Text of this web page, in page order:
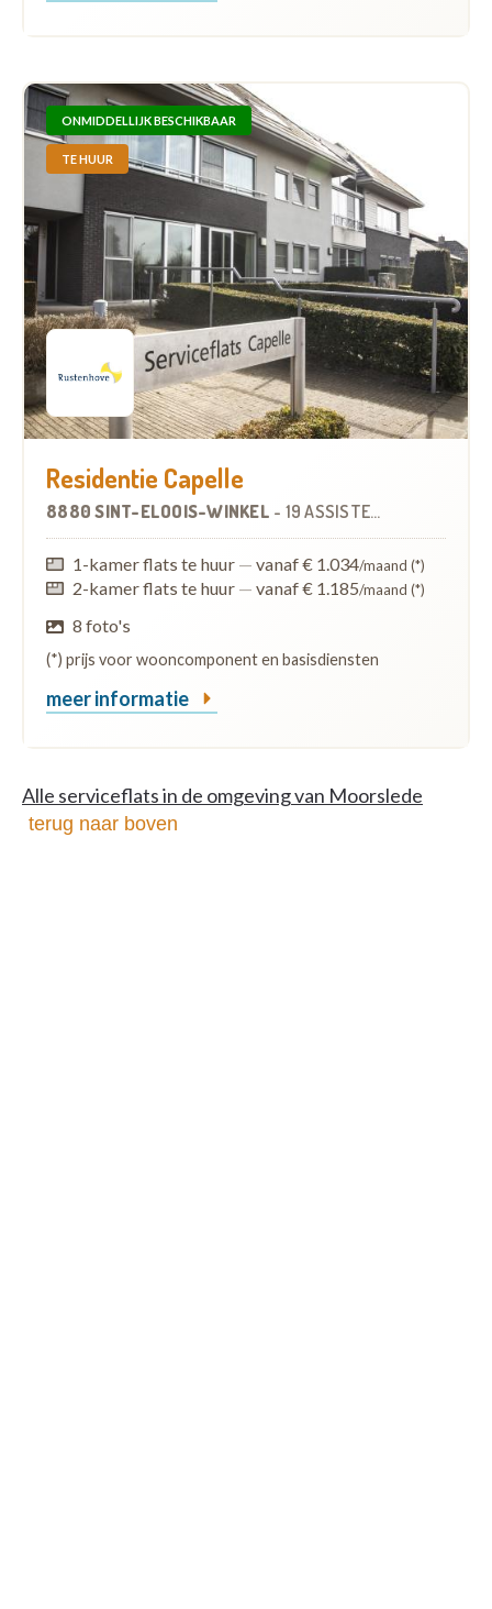
ONMIDDELLIJK BESCHIKBAAR
TE HUUR
Residentie Capelle
8880 SINT-ELOOIS-WINKEL - 19 ASSISTENTIEWONINGEN
1-kamer flats te huur — vanaf € 1.034/maand (*)
2-kamer flats te huur — vanaf € 1.185/maand (*)
8 foto's
(*) prijs voor wooncomponent en basisdiensten
meer informatie
Alle serviceflats in de omgeving van Moorslede
terug naar boven